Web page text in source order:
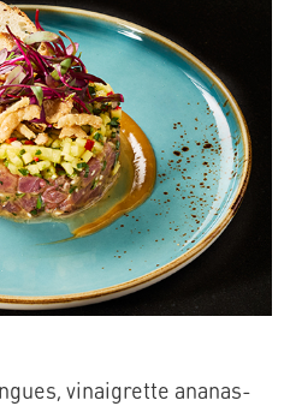
vinaigrette ananas-